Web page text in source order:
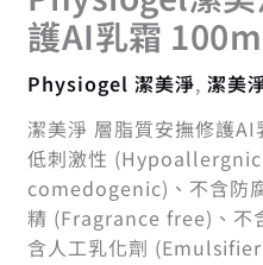
護AI乳霜
Physiogel 潔美淨,潔美
潔美淨 層脂質安撫修護AI
低刺激性
comedogenic)、不含防
精 (Fragrance free)、不
含人工乳化劑
價
格：
NT$
層
脂
質
安
撫
修
護
AI
乳